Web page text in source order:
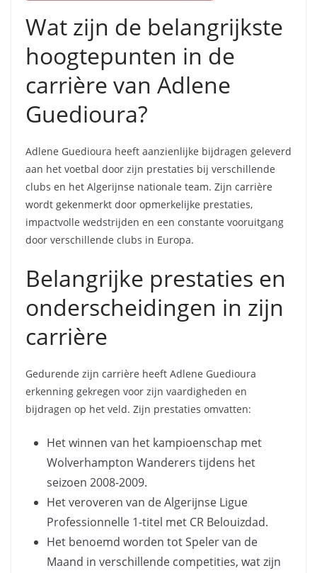
Wat zijn de belangrijkste
hoogtepunten in de
carrière van Adlene
Guedioura?
Adlene Guedioura heeft aanzienlijke bijdragen geleverd
aan het voetbal door zijn prestaties bij verschillende
clubs en het Algerijnse nationale team. Zijn carrière
wordt gekenmerkt door opmerkelijke prestaties,
impactvolle wedstrijden en een constante vooruitgang
door verschillende clubs in Europa.
Belangrijke prestaties en
onderscheidingen in zijn
carrière
Gedurende zijn carrière heeft Adlene Guedioura
erkenning gekregen voor zijn vaardigheden en
bijdragen op het veld. Zijn prestaties omvatten:
Het winnen van het kampioenschap met
Wolverhampton Wanderers tijdens het
seizoen 2008-2009.
Het veroveren van de Algerijnse Ligue
Professionnelle 1-titel met CR Belouizdad.
Het benoemd worden tot Speler van de
Maand in verschillende competities, wat zijn